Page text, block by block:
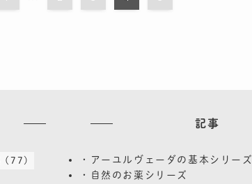
(77)
記事
・アーユルヴェーダの基本シリーズ
・自然のお薬シリーズ